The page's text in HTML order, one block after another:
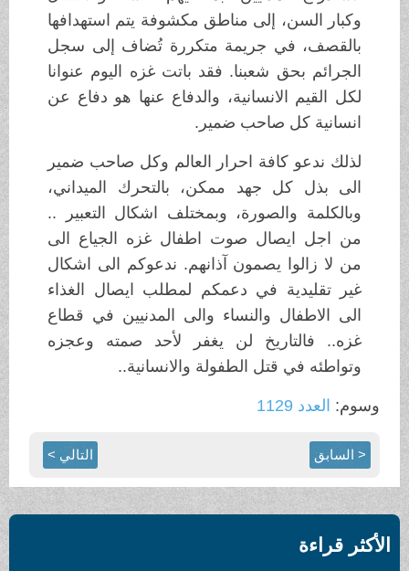
وكبار السن، إلى مناطق مكشوفة يتم استهدافها
بالقصف، في جريمة متكررة تُضاف إلى سجل
الجرائم بحق شعبنا. فقد باتت غزه اليوم عنوانا
لكل القيم الانسانية، والدفاع عنها هو دفاع عن
انسانية كل صاحب ضمير.
لذلك ندعو كافة احرار العالم وكل صاحب ضمير
الى بذل كل جهد ممكن، بالتحرك الميداني،
وبالكلمة والصورة، وبمختلف اشكال التعبير ..
من اجل ايصال صوت اطفال غزه الجياع الى
من لا زالوا يصمون آذانهم. ندعوكم الى اشكال
غير تقليدية في دعمكم لمطلب ايصال الغذاء
الى الاطفال والنساء والى المدنيين في قطاع
غزه.. فالتاريخ لن يغفر لأحد صمته وعجزه
وتواطئه في قتل الطفولة والانسانية..
وسوم:العدد 1129
< السابق التالي >
الأكثر قراءة